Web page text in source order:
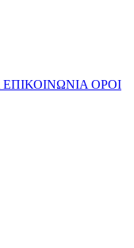
ΕΠΙΚΟΙΝΩΝΙΑ ΟΡΟΙ